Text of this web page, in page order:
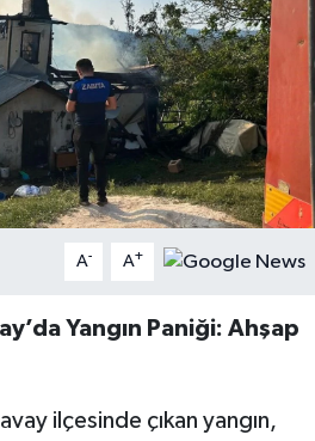
A- A+
Yangın Paniği: Ahşap
ilçesinde çıkan yangın,